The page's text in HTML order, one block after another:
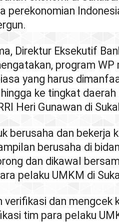
perekonomian
Direktur Eksekutif
program WP
yang harus
ke tingkat
Heri Gunawan di
berusaha dan bekerja
berusaha di
dan dikawal
pelaku UMKM di
verifikasi dan mengcek
tim para pelaku